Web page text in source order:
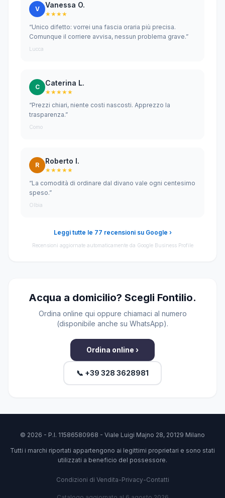
V Vanessa O.
★★★★
“Unico difetto: vorrei una fascia oraria più precisa.
Comunque il corriere avvisa, nessun problema grave.”
Lucca
C Caterina L.
★★★★★
“Prezzi chiari, niente costi nascosti. Apprezzo la
trasparenza.”
Como
R Roberto I.
★★★★★
“La comodità di ordinare dal divano vale ogni centesimo
speso.”
Olbia
Leggi tutte le 77 recensioni su Google ›
Recensioni aggiornate automaticamente da Google Business Profile
Acqua a domicilio? Scegli Fontilio.
Ordina online qui oppure chiamaci al numero
(disponibile anche su WhatsApp).
Ordina online ›
📞 +39 328 3628981
© 2026 - P.I. 11586580968 - Viale Luigi Majno 28, 20129 Milano
Tutti i marchi riportati appartengono ai legittimi proprietari e sono stati
utilizzati a beneficio del possessore.
Condizioni di Vendita-Privacy-Contatti